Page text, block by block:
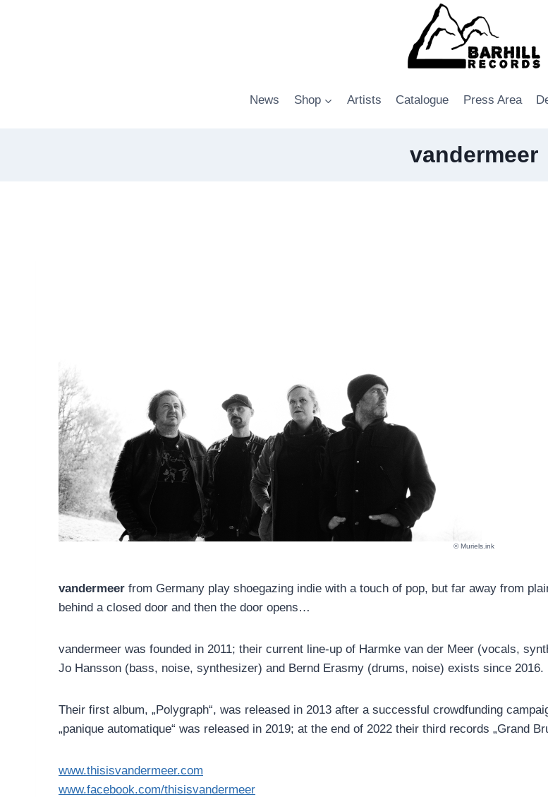
News Shop Artists Catalogue Press Area
vandermeer
© Muriels.ink
vandermeer from Germany play shoegazing indie with a touch of pop, but far away from
behind a closed door and then the door opens…
vandermeer was founded in 2011; their current line-up of Harmke van der Meer (vocals,
Jo Hansson (bass, noise, synthesizer) and Bernd Erasmy (drums, noise) exists since 2016.
Their first album, „Polygraph“, was released in 2013 after a successful crowdfunding
„panique automatique“ was released in 2019; at the end of 2022 their third records „Grand
www.thisisvandermeer.com
www.facebook.com/thisisvandermeer